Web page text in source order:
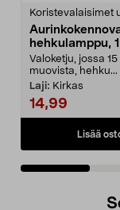
Koristevalaisimet
hehkulamppu,
7,2 m
Valoketju, jossa
muovista, hehku...
Laji: Kirkas
14,99
Lisää